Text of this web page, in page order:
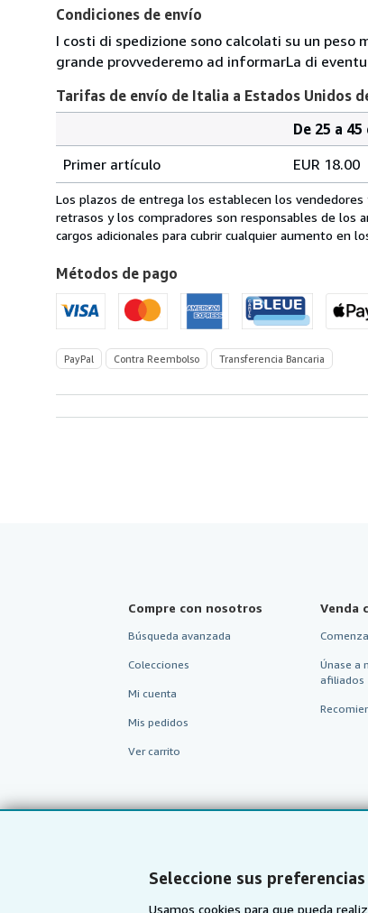
Seleccione sus
Usamos cookies para que pueda
Condiciones de envío
I costi di spedizione sono calcolati su un peso
grande provvederemo ad informarLa di
Tarifas de envío de Italia a Estados Unidos
de
envío
de
Italia
Estados
Unidos
de
America
pedido
De 25 a
Primer artículo
EUR 18.00
Los plazos de entrega los establecen los
retrasos y los compradores son responsables de los
cargos adicionales para cubrir cualquier aumento en
Métodos de pago
PayPal Contra Reembolso Transferencia Bancaria
Compre con nosotros
Búsqueda avanzada
Colecciones
Mi cuenta
Mis pedidos
Ver carrito
Venda
Únase a
afiliados